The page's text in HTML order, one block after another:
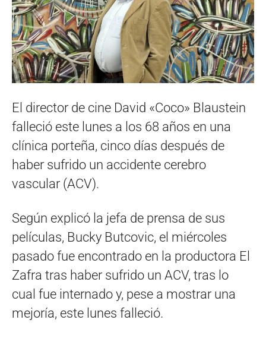
El director de cine David «Coco» Blaustein
falleció este lunes a los 68 años en una
clínica porteña, cinco días después de
haber sufrido un accidente cerebro
vascular (ACV).
Según explicó la jefa de prensa de sus
películas, Bucky Butcovic, el miércoles
pasado fue encontrado en la productora El
Zafra tras haber sufrido un ACV, tras lo
cual fue internado y, pese a mostrar una
mejoría, este lunes falleció.